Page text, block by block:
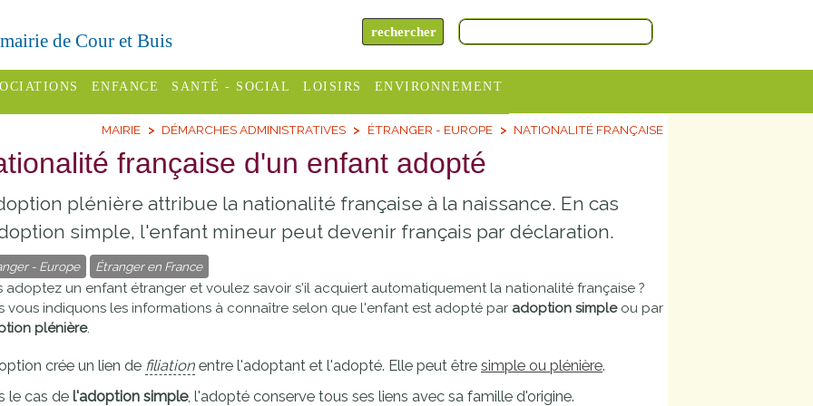
de Cour et Buis
Varèze
des
ENFANCE
Assistantes
maternelles
Relais
assistante
maternelle
Pôle petite
enfance
Etablissements
SANTÉ - SOCIAL
Centres
sociaux
ADMR
CCAS
Conseil
Départemental
des Trois
LOISIRS
Campings
Offices
de
Cinémas
Sélection
d'activité
ENVIRONNEMENT
Horaires
Déchèteries
Redevance
incitative
MAIRIE DÉMARCHES ADMINISTRATIVES ÉTRANGER - EUROPE NATIONALITÉ FRANÇAISE
française d'un enfant adopté
plénière attribue la nationalité française à la naissance. En cas
simple, l'enfant mineur peut devenir français par déclaration.
- Europe Étranger en France
adoptez un enfant étranger et voulez savoir s'il acquiert automatiquement la nationalité française ?
vous indiquons les informations à connaître selon que l'enfant est adopté par adoption simpleou par
plénière.
crée un lien de filiation entre l'adoptant et l'adopté. Elle peut être simple ou plénière.
le cas del'adoption simple, l'adopté conserve tous ses liens avec sa famille d'origine.